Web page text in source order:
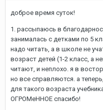
доброе время суток!
1. рассыпаюсь в
занималась с детками по 5
надо читать, а в школе не
возраст детей (1-2 класс, а
читают, и неплохо. я в
но все справляются. а
для такого возраста
ОГРОМеННОЕ спасибо!